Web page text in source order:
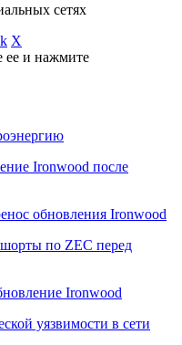
сетях
X
ее и нажмите
Ironwood после
обновления Ironwood
по ZEC перед
Ironwood
уязвимости в сети